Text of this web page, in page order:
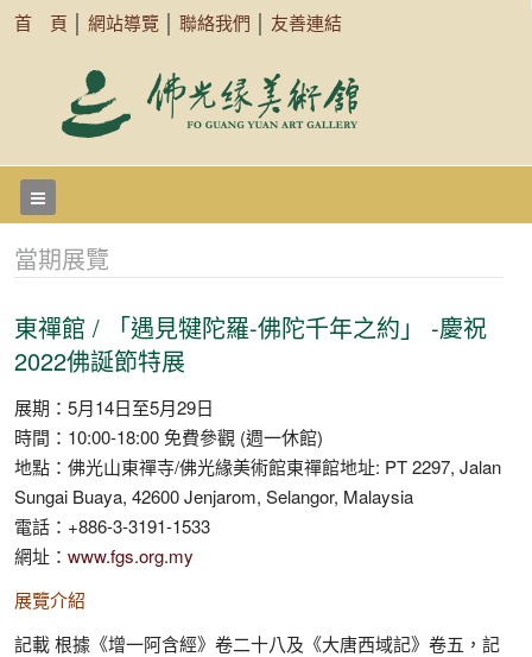
首 頁 網站導覽 聯絡我們 友善連結
當期展覽
東禪館 / 「遇見犍陀羅-佛陀千年之約」 -慶祝
2022佛誕節特展
展期：5月14日至5月29日
時間：10:00-18:00 免費參觀 (週一休館)
地點：佛光山東禪寺/佛光緣美術館東禪館地址: PT 2297, Jalan
Sungai Buaya, 42600 Jenjarom, Selangor, Malaysia
電話：+886-3-3191-1533
網址： www.fgs.org.my
展覽介紹
記載 根據《增一阿含經》卷二十八及《大唐西域記》卷五，記